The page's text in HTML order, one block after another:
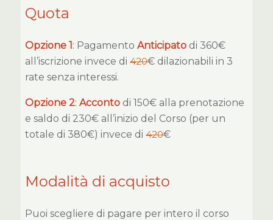
Quota
Opzione 1: PagamentoAnticipato di 360€
all’iscrizione invece di420€ dilazionabili in 3
rate senza interessi.
Opzione 2:Acconto di 150€ alla prenotazione
e saldo di 230€ all’inizio del Corso (per un
totale di 380€) invece di420€
Modalità di acquisto
Puoi scegliere di pagare per intero il corso